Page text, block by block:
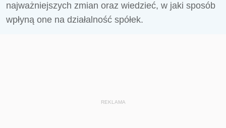
najważniejszych zmian oraz wiedzieć, w jaki sposób
wpłyną one na działalność spółek.
REKLAMA